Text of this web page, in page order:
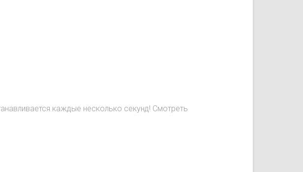
каждые несколько секунд! Смотреть